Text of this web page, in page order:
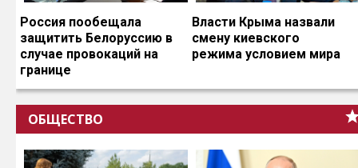
Россия пообещала
защитить Белоруссию в
случае провокаций на
границе
Власти Крыма назвали
смену киевского
режима условием мира
ОБЩЕСТВО